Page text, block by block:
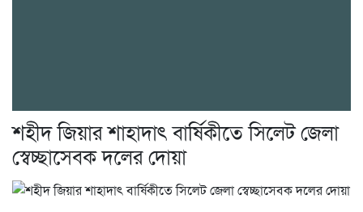
শহীদ জিয়ার শাহাদাৎ বার্ষিকীতে সিলেট জেলা
স্বেচ্ছাসেবক দলের দোয়া